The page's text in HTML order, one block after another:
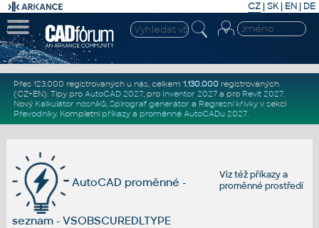
CZ | SK| EN | DE
Přes 123.000 registrovaných u nás, celkem 1.130.000registrovaných
(CZ+EN). Tipy pro AutoCAD 2027, pro Inventor 2027a pro Revit 2027.
Nový Kalkulátor nosníků, Spirograf generátor a Regresní křivkyv sekci
Převodníky. Kompletní příkazya proměnné AutoCADu 2027.
Viz téžpříkazya
proměnné prostředí
AutoCAD proměnné -
seznam - VSOBSCUREDLTYPE